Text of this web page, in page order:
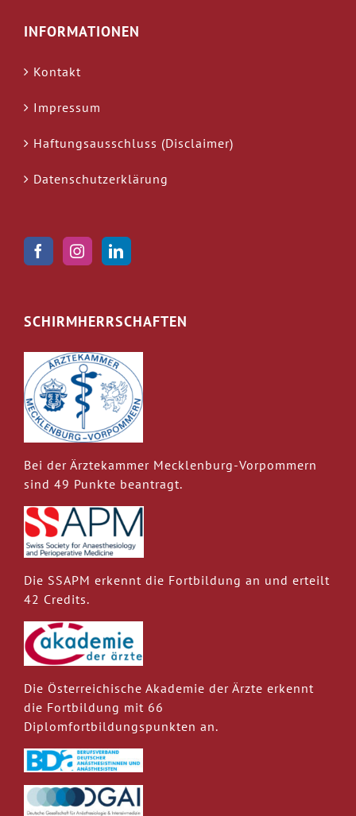
INFORMATIONEN
Kontakt
Impressum
Haftungsausschluss (Disclaimer)
Datenschutzerklärung
SCHIRMHERRSCHAFTEN
Bei der Ärztekammer Mecklenburg-Vorpommern
sind 49 Punkte beantragt.
Die SSAPM erkennt die Fortbildung an und erteilt
42 Credits.
Die Österreichische Akademie der Ärzte erkennt
die Fortbildung mit 66
Diplomfortbildungspunkten an.